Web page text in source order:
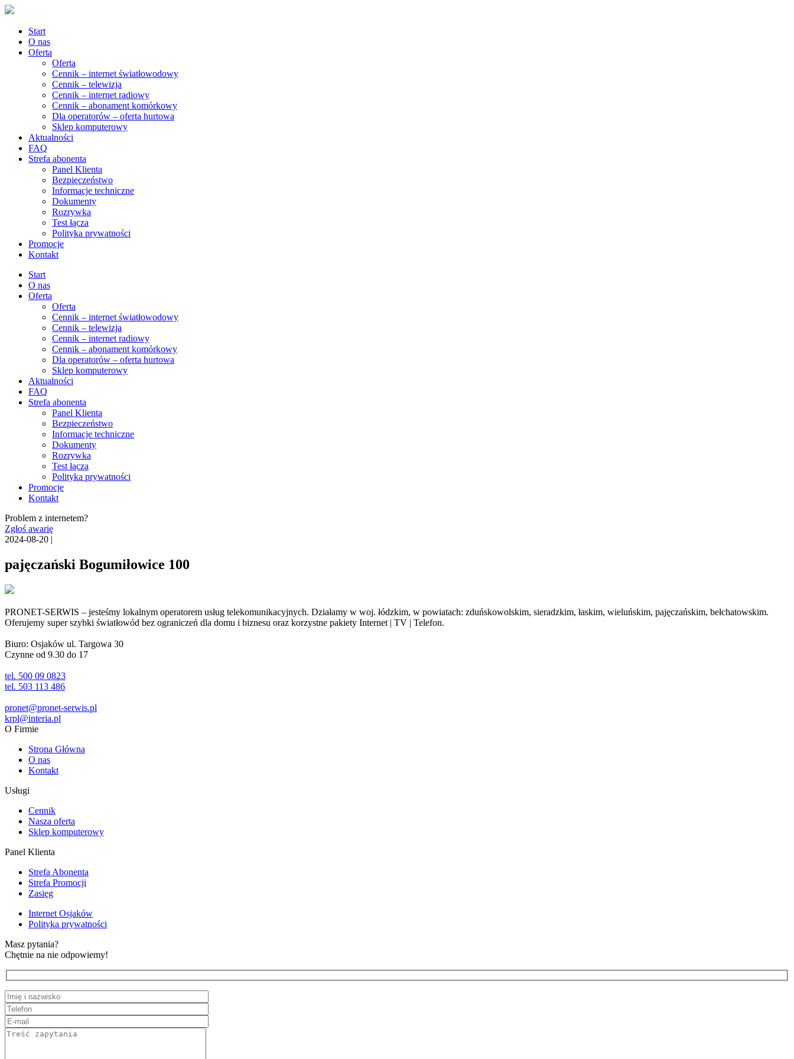
Start
O nas
Oferta
Oferta
Cennik – internet światłowodowy
Cennik – telewizja
Cennik – internet radiowy
Cennik – abonament komórkowy
Dla operatorów – oferta hurtowa
Sklep komputerowy
Aktualności
FAQ
Strefa abonenta
Panel Klienta
Bezpieczeństwo
Informacje techniczne
Dokumenty
Rozrywka
Test łącza
Polityka prywatności
Promocje
Kontakt
Start
O nas
Oferta
Oferta
Cennik – internet światłowodowy
Cennik – telewizja
Cennik – internet radiowy
Cennik – abonament komórkowy
Dla operatorów – oferta hurtowa
Sklep komputerowy
Aktualności
FAQ
Strefa abonenta
Panel Klienta
Bezpieczeństwo
Informacje techniczne
Dokumenty
Rozrywka
Test łącza
Polityka prywatności
Promocje
Kontakt
Problem z internetem?
Zgłoś awarię
2024-08-20 |
pajęczański Bogumiłowice 100
PRONET-SERWIS – jesteśmy lokalnym operatorem usług telekomunikacyjnych. Działamy w woj. łódzkim, w powiatach: zduńskowolskim, sieradzkim, łaskim, wieluńskim, pajęczańskim, bełchatowskim.
Oferujemy super szybki światłowód bez ograniczeń dla domu i biznesu oraz korzystne pakiety Internet | TV | Telefon.
Biuro: Osjaków ul. Targowa 30
Czynne od 9.30 do 17
tel. 500 09 0823
tel. 503 113 486
pronet@pronet-serwis.pl
krpl@interia.pl
O Firmie
Strona Główna
O nas
Kontakt
Usługi
Cennik
Nasza oferta
Sklep komputerowy
Panel Klienta
Strefa Abonenta
Strefa Promocji
Zasięg
Internet Osjaków
Polityka prywatności
Masz pytania?
Chętnie na nie odpowiemy!